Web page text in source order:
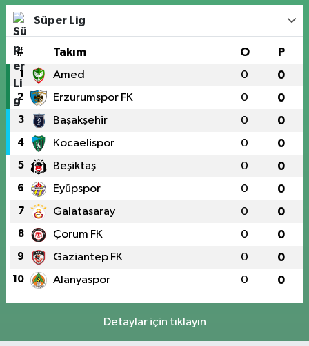
Süper Lig
# Takım O P
1 Amed 0 0
2 Erzurumspor FK 0 0
3 Başakşehir 0 0
4 Kocaelispor 0 0
5 Beşiktaş 0 0
6 Eyüpspor 0 0
7 Galatasaray 0 0
8 Çorum FK 0 0
9 Gaziantep FK 0 0
10 Alanyaspor 0 0
Detaylar için tıklayın